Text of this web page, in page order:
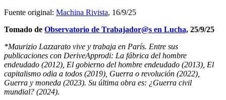
Fuente original: Machina Rivista, 16/9/25
Tomado de Observatorio de Trabajador@s en Lucha, 25/9/25
*Maurizio Lazzarato vive y trabaja en París. Entre sus
publicaciones con DeriveApprodi: La fábrica del hombre
endeudado (2012), El gobierno del hombre endeudado (2013), El
capitalismo odia a todos (2019), Guerra o revolución (2022),
Guerra y moneda (2023). Su última obra es: ¿Guerra civil
mundial? (2024).